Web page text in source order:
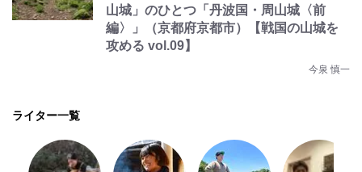
山城」のひとつ「丹波国・周山城〈前
編〉」（京都府京都市）【戦国の山城を
攻める vol.09】
今泉 慎一
ライター一覧